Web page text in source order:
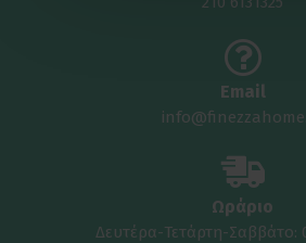
Email
Ωράριο
Δευτέρα-Τετάρτη-Σαββάτο: